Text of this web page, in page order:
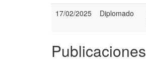
17/02/2025 Diplomado
Publicaciones